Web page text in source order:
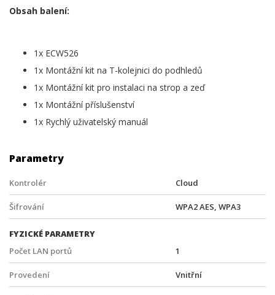
Obsah balení:
1x ECW526
1x Montážní kit na T-kolejnici do podhledů
1x Montážní kit pro instalaci na strop a zeď
1x Montážní příslušenství
1x Rychlý uživatelský manuál
Parametry
Kontrolér Cloud
Šifrování WPA2 AES, WPA3
FYZICKÉ PARAMETRY
Počet LAN portů
1
Provedení Vnitřní